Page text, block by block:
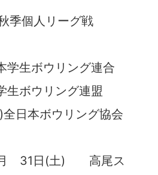
季個人リーグ戦
ボウリング連合
ウリング連盟
本ボウリング協会
日(土) 高尾ス